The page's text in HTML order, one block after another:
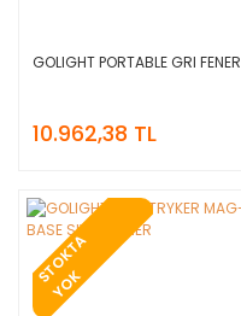
GOLIGHT PORTABLE GRI FENER
10.962,38 TL
S
T
O
K
T
A
Y
O
K